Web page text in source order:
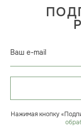
Ваш e-mail
Нажимая кнопку